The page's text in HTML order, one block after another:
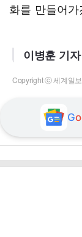
화를 만들어
이병훈 기자
Copyright ⓒ 세계일
Go